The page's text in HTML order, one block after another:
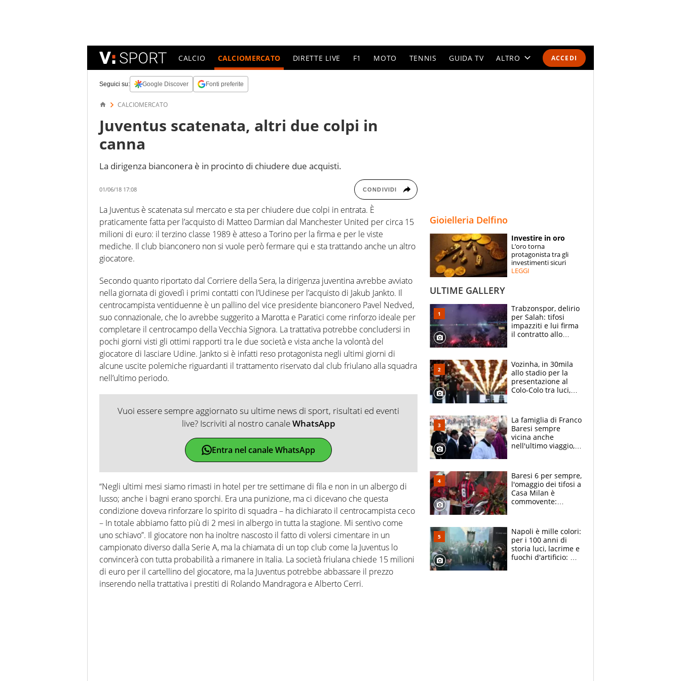
ACCEDI
CALCIO CALCIOMERCATO DIRETTE LIVE F1 MOTO TENNIS GUIDA TV ALTRO
SPECIALI
ESPERTI
Seguici su: Google Discover Fonti preferite
CALCIOMERCATO
Juventus scatenata, altri due colpi in
canna
La dirigenza bianconera è in procinto di chiudere due acquisti.
01/06/18 17:08 CONDIVIDI
La Juventus è scatenata sul mercato e sta per chiudere due colpi in entrata. È
praticamente fatta per l’acquisto di Matteo Darmian dal Manchester United per circa 15
milioni di euro: il terzino classe 1989 è atteso a Torino per la firma e per le viste
mediche. Il club bianconero non si vuole però fermare qui e sta trattando anche un altro
giocatore.
Secondo quanto riportato dal Corriere della Sera, la dirigenza juventina avrebbe avviato
nella giornata di giovedì i primi contatti con l’Udinese per l’acquisto di Jakub Jankto. Il
centrocampista ventiduenne è un pallino del vice presidente bianconero Pavel Nedved,
suo connazionale, che lo avrebbe suggerito a Marotta e Paratici come rinforzo ideale per
completare il centrocampo della Vecchia Signora. La trattativa potrebbe concludersi in
pochi giorni visti gli ottimi rapporti tra le due società e vista anche la volontà del
giocatore di lasciare Udine. Jankto si è infatti reso protagonista negli ultimi giorni di
alcune uscite polemiche riguardanti il trattamento riservato dal club friulano alla squadra
nell’ultimo periodo.
Vuoi essere sempre aggiornato su ultime news di sport, risultati ed eventi
live? Iscriviti al nostro canaleWhatsApp
Entra nel canale WhatsApp
“Negli ultimi mesi siamo rimasti in hotel per tre settimane di fila e non in un albergo di
lusso; anche i bagni erano sporchi. Era una punizione, ma ci dicevano che questa
condizione doveva rinforzare lo spirito di squadra – ha dichiarato il centrocampista ceco
– In totale abbiamo fatto più di 2 mesi in albergo in tutta la stagione. Mi sentivo come
uno schiavo”. Il giocatore non ha inoltre nascosto il fatto di volersi cimentare in un
campionato diverso dalla Serie A, ma la chiamata di un top club come la Juventus lo
convincerà con tutta probabilità a rimanere in Italia. La società friulana chiede 15 milioni
di euro per il cartellino del giocatore, ma la Juventus potrebbe abbassare il prezzo
inserendo nella trattativa i prestiti di Rolando Mandragora e Alberto Cerri.
Gioielleria Delfino
Investire in oro
L’oro torna
protagonista tra gli
investimenti sicuri
LEGGI
ULTIME GALLERY
Trabzonspor, delirio
per Salah: tifosi
impazziti e lui firma
il contratto allo
Vozinha, in 30mila
allo stadio per la
presentazione al
Colo-Colo tra luci,
La famiglia di Franco
Baresi sempre
vicina anche
nell'ultimo viaggio,
circondati
dall'affetto dei tifosi
Baresi 6 per sempre,
l'omaggio dei tifosi a
Casa Milan è
commovente:
bigliettini
Napoli è mille colori:
per i 100 anni di
storia luci, lacrime e
fuochi d'artificio: De